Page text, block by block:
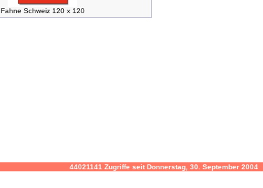
Fahne Schweiz 120 x 120
44021141 Zugriffe seit Donnerstag, 30. September 2004